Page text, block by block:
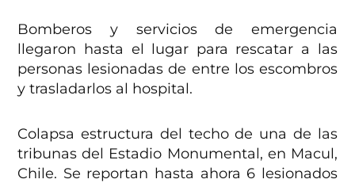
Bomberos y servicios de emergencia
llegaron hasta el lugar para rescatar a las
personas lesionadas de entre los escombros
y trasladarlos al hospital.
Colapsa estructura del techo de una de las
tribunas del Estadio Monumental, en Macul,
Chile. Se reportan hasta ahora 6 lesionados